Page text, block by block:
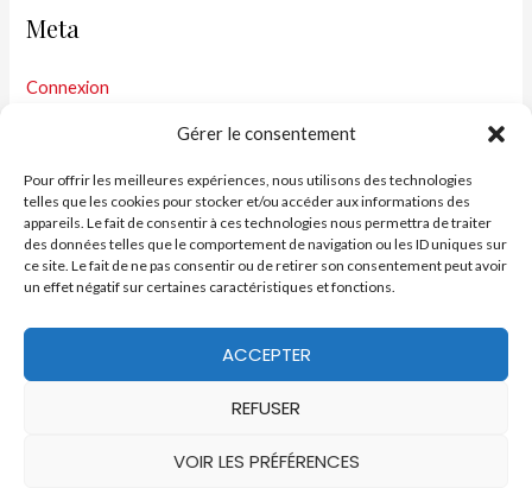
Gérer le consentement
Pour offrir les meilleures expériences, nous utilisons des technologies
telles que les cookies pour stocker et/ou accéder aux informations des
appareils. Le fait de consentir à ces technologies nous permettra de traiter
des données telles que le comportement de navigation ou les ID uniques sur
ce site. Le fait de ne pas consentir ou de retirer son consentement peut avoir
un effet négatif sur certaines caractéristiques et fonctions.
ACCEPTER
REFUSER
VOIR LES PRÉFÉRENCES
Meta
Connexion
Flux des publications
Site de WordPress-FR
YouTube Politique de cookies (CA)
Copyright © 2026 Coeur en héritage